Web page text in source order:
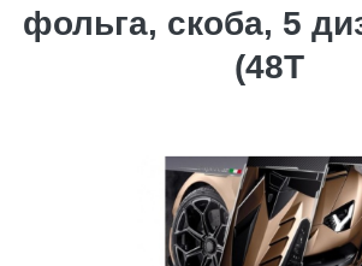
фольга, скоба, 5
(48Т